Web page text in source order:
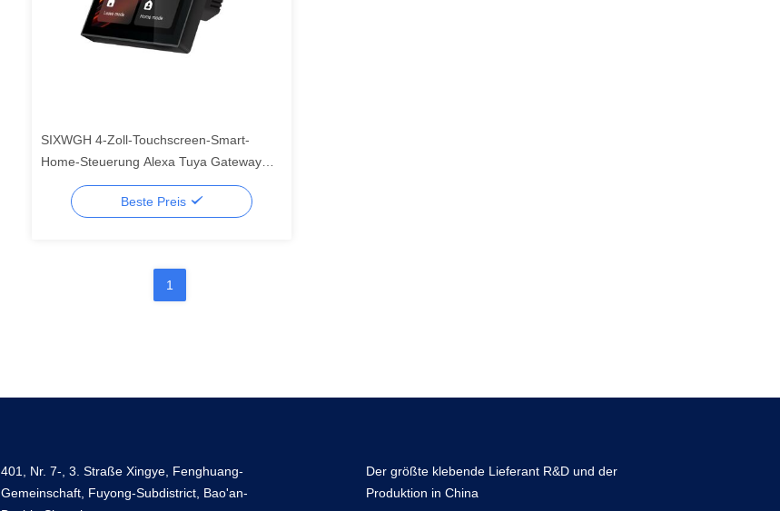
SIXWGH 4-Zoll-Touchscreen-Smart-
Home-Steuerung Alexa Tuya Gateway
eingebaut Zigbee 3.0 Hub
Sprachsteuerung Wandmontiert AIoT
Beste Preis
1
401, Nr. 7-, 3. Straße Xingye, Fenghuang-
Gemeinschaft, Fuyong-Subdistrict, Bao'an-
Der größte klebende Lieferant R&D und der
Produktion in China